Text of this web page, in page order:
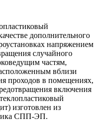
дополнительного
напряжением
случайного
частям,
вблизи
проходов в помещениях,
включения
изготовлен из
СПП-ЭП.